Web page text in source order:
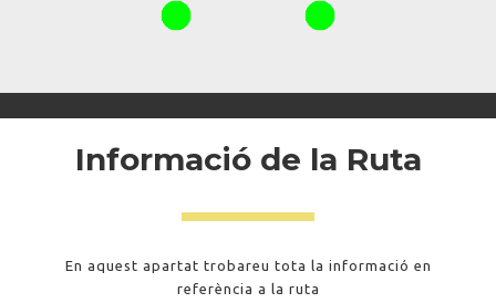
Informació de la Ruta
En aquest apartat trobareu tota la informació en
referència a la ruta